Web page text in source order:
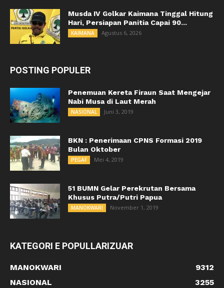
Musda IV Golkar Kaimana Tinggal Hitung
Hari, Persiapan Panitia Capai 90...
KAIMANA Agustus 6, 2026
POSTING POPULER
Penemuan Kereta Firaun Saat Mengejar
Nabi Musa di Laut Merah
NASIONAL Juni 3, 2019
BKN : Penerimaan CPNS Formasi 2019
Bulan Oktober
PEGAF Mei 4, 2019
51 BUMN Gelar Perekrutan Bersama
Khusus Putra/Putri Papua
MANOKWARI November 1, 2019
KATEGORI E POPULLARIZUAR
MANOKWARI
9312
NASIONAL
3255